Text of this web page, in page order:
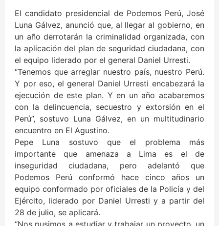
El candidato presidencial de Podemos Perú, José
Luna Gálvez, anunció que, al llegar al gobierno, en
un año derrotarán la criminalidad organizada, con
la aplicación del plan de seguridad ciudadana, con
el equipo liderado por el general Daniel Urresti.
“Tenemos que arreglar nuestro país, nuestro Perú.
Y por eso, el general Daniel Urresti encabezará la
ejecución de este plan. Y en un año acabaremos
con la delincuencia, secuestro y extorsión en el
Perú”, sostuvo Luna Gálvez, en un multitudinario
encuentro en El Agustino.
Pepe Luna sostuvo que el problema más
importante que amenaza a Lima es el de
inseguridad ciudadana, pero adelantó que
Podemos Perú conformó hace cinco años un
equipo conformado por oficiales de la Policía y del
Ejército, liderado por Daniel Urresti y a partir del
28 de julio, se aplicará.